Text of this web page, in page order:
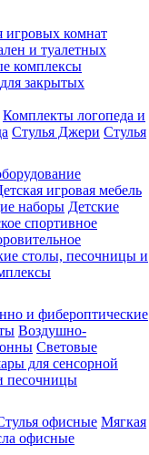
игровых комнат
и туалетных
комплексы
закрытых
Комплекты логопеда и
Стулья Джери Стулья
игровая мебель
наборы Детские
спортивное
столы, песочницы и
и фибероптические
Воздушно-
Световые
для сенсорной
песочницы
офисные Мягкая
офисные